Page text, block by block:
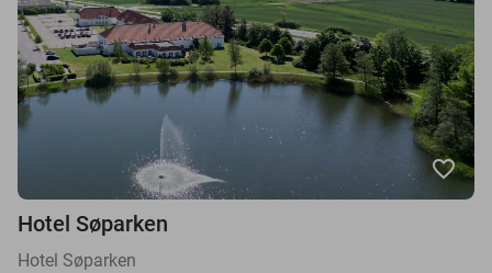
favorite_border
Hotel Søparken
Hotel Søparken